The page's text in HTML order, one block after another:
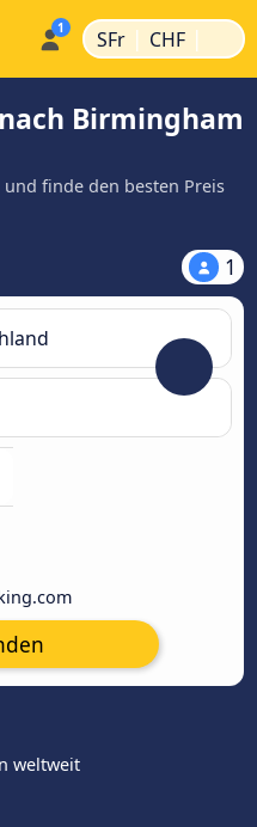
SFr | CHF |
Birmingham
finde den besten Preis
1
weltweit